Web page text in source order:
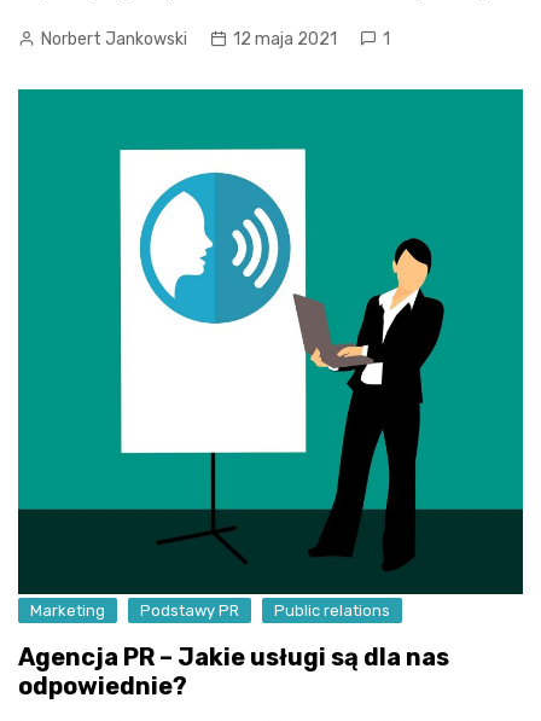
Norbert Jankowski 12 maja 2021 1
Marketing Podstawy PR Public relations
Agencja PR – Jakie usługi są dla nas
odpowiednie?